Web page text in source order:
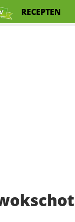
RECEPTEN